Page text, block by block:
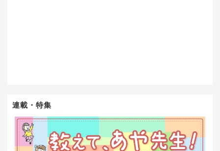
連載・特集